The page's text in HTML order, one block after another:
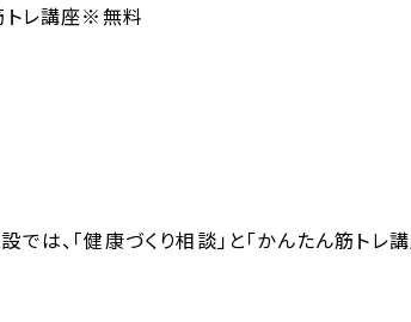
トレ講座※無料
は、「健康づくり相談」と「かんたん筋トレ